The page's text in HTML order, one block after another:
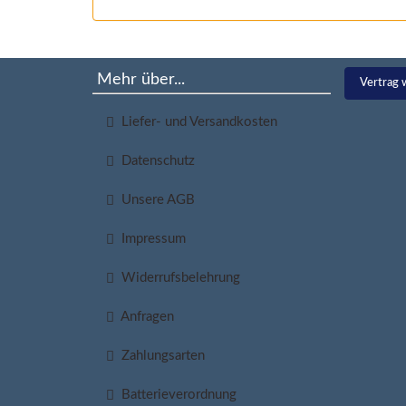
Mehr über...
Liefer- und Versandkosten
Datenschutz
Unsere AGB
Impressum
Widerrufsbelehrung
Anfragen
Zahlungsarten
Batterieverordnung
Vertrag